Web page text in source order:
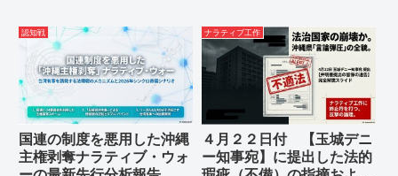
認知戦
国連の制度を悪用した沖縄
主権剥奪ナラティブ・ウォ
ナラティブ工作
４月２２日付 【玉城デニ
ー知事宛】に提出した法的